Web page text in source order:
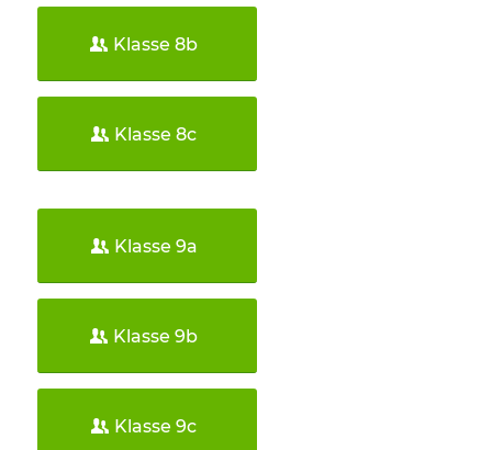
Klasse 8b
Klasse 8c
Klasse 9a
Klasse 9b
Klasse 9c